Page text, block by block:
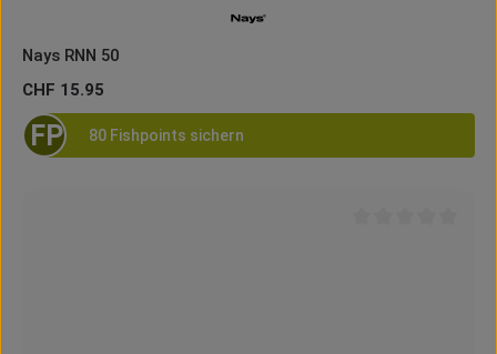
Nays RNN 50
Regulärer Preis:
CHF 15.95
FP 80 Fishpoints sichern